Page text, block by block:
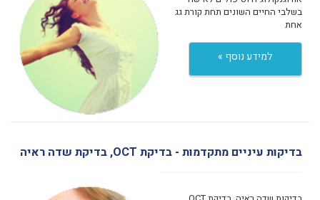
בשלבי החיים השונים תחת קורת גג
אחת
למידע נוסף »
בדיקות עיניים מתקדמות - בדיקת OCT, בדיקת שדה ראיה